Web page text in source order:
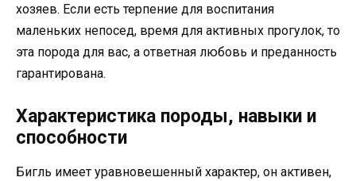
хозяев. Если есть терпение для воспитания
маленьких непосед, время для активных прогулок, то
эта порода для вас, а ответная любовь и преданность
гарантирована.
Характеристика породы, навыки и
способности
Бигль имеет уравновешенный характер, он активен,